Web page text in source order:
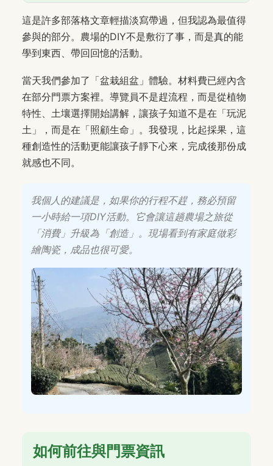
這是許多部落格文章輕描淡寫帶過，但我認為最值得
參與的部分。農場的DIY不是敷衍了事，而是真的能
學到東西、帶回回憶的活動。
當天我們參加了「盆栽組盆」體驗。材料費已經內含
在部分門票方案裡。導覽員不是趕流程，而是從植物
特性、土壤選擇開始講解，讓孩子知道不是在「玩泥
土」，而是在「照顧生命」。我發現，比起採果，這
種創造性的活動更能讓孩子靜下心來，完成後那份成
就感也不同。
我個人的建議是，如果你的行程不趕，務必預留
一小時給一項DIY活動。它會讓這趟農場之旅從
「消費」升級為「創造」。現場看到有家庭做彩
繪陶瓷，成品也很可愛。
如何前往與門票資訊